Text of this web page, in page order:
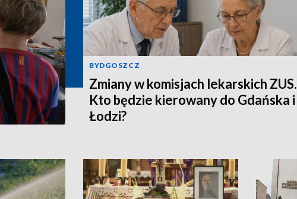
BYDGOSZCZ
Zmiany w komisjach lekarskich ZUS.
Kto będzie kierowany do Gdańska i
Łodzi?